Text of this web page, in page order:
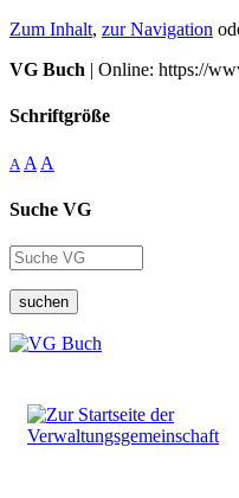
Zum Inhalt, zur Navigation
VG Buch | Online: https://
Schriftgröße
A A A
Suche VG
suchen